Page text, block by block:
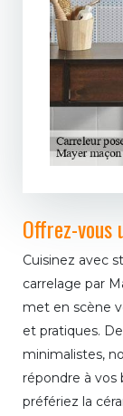
Offrez-vous
Cuisinez avec
carrelage par
met en scène
et pratiques.
minimalistes,
répondre à
préfériez la